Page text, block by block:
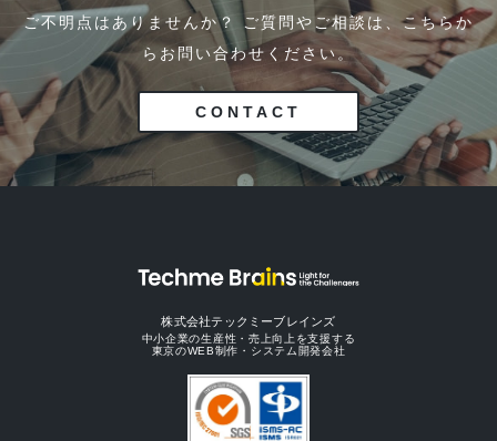
ご不明点はありませんか？ ご質問やご相談は、こちらか
らお問い合わせください。
CONTACT
株式会社テックミーブレインズ
中小企業の生産性・売上向上を支援する
東京のWEB制作・システム開発会社